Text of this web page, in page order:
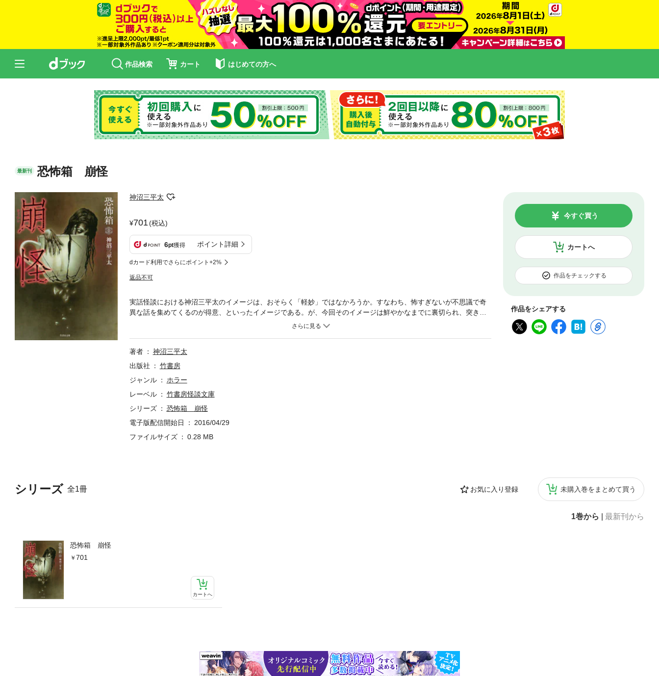
作品検索 カート はじめての方へ
最新刊 恐怖箱 崩怪
神沼三平太
701(税込)
6pt獲得 ポイント詳細
dカード利用でさらにポイント+2%
返品不可
カートへ
今すぐ買う
作品をチェックする
作品をシェアする
シリーズ 全1冊 お気に入り登録 未購入巻をまとめて買う
1巻から 最新刊から
恐怖箱 崩怪
701
カートへ
実話怪談における神沼三平太のイメージは、おそらく「軽妙」ではなかろうか。すなわち、怖すぎないが不思議で奇
異な話を集めてくるのが得意、といったイメージである。が、今回そのイメージは鮮やかなまでに裏切られ、突き崩
された。著者自ら「深刻な本」と称する本作は、最初から最後まで重苦しく、陰惨酷悪なガチ怪談で埋め尽くされて
キー諸君においては垂涎の作となっていること請け合いだ。この際、心優しい忠告など無視して、恐怖を求める本能
のまま貪るように味わっていただければ幸いである。きっと、貴方の世界が、変わる――。
著者
神沼三平太
出版社
竹書房
ジャンル
ホラー
レーベル
竹書房怪談文庫
シリーズ
恐怖箱 崩怪
電子版配信開始日
2016/04/29
ファイルサイズ
0.28 MB